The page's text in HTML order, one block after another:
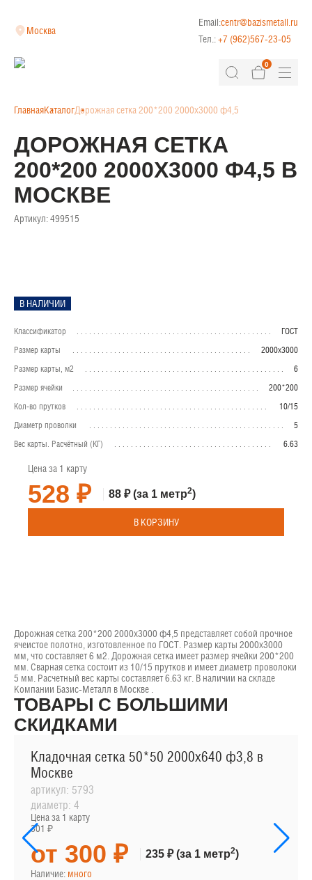
Москва
Email:centr@bazismetall.ru
Тел.:+7 (962)567-23-05
0
ГлавнаяКаталогДорожная сетка 200*200 2000х3000 ф4,5
ДОРОЖНАЯ СЕТКА
200*200 2000Х3000 Ф4,5 В
МОСКВЕ
Артикул:499515
В НАЛИЧИИ
Классификатор
ГОСТ
Размер карты
2000х3000
Размер карты, м2
6
Размер ячейки
200*200
Кол-во прутков
10/15
Диаметр проволки
5
Вес карты. Расчётный (КГ)
6.63
Цена за 1 карту
528 ₽ 88 ₽(за 1 метр2)
В КОРЗИНУ
Дорожная сетка 200*200 2000х3000 ф4,5 представляет собой прочное
ячеистое полотно, изготовленное по ГОСТ. Размер карты 2000х3000
мм, что составляет 6 м2. Дорожная сетка имеет размер ячейки 200*200
мм. Сварная сетка состоит из 10/15 прутков и имеет диаметр проволоки
5 мм. Расчетный вес карты составляет 6.63 кг. В наличии на складе
Компании Базис-Металл в Москве .
ТОВАРЫ С БОЛЬШИМИ
СКИДКАМИ
Кладочная сетка 50*50 2000х640 ф3,8 в
Москве
артикул: 5793
диаметр: 4
Цена за 1 карту
301 ₽
от 300 ₽ 235 ₽(за 1 метр2)
Наличие: много